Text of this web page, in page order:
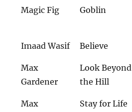
Magic Fig Goblin
Imaad Wasif Believe
Max
Gardener
Look Beyond
the Hill
Max
Stay for Life